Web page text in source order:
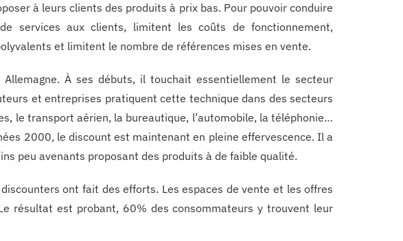
à leurs clients des produits à prix bas. Pour pouvoir conduire
services aux clients, limitent les coûts de fonctionnement,
et limitent le nombre de références mises en vente.
À ses débuts, il touchait essentiellement le secteur
et entreprises pratiquent cette technique dans des secteurs
le transport aérien, la bureautique, l’automobile, la téléphonie…
2000, le discount est maintenant en pleine effervescence. Il a
peu avenants proposant des produits à de faible qualité.
ont fait des efforts. Les espaces de vente et les offres
résultat est probant, 60% des consommateurs y trouvent leur